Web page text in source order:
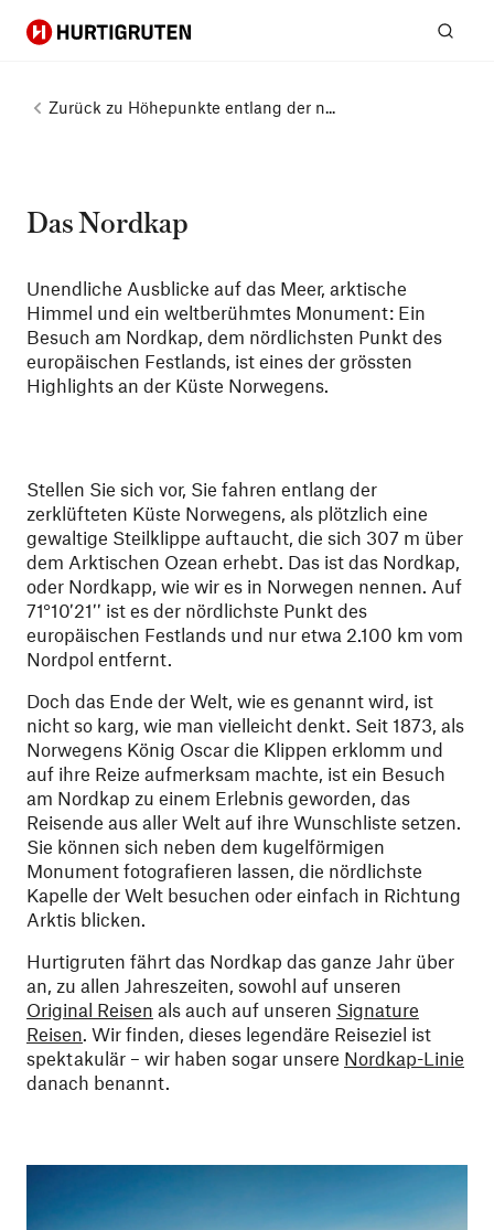
Hurtigruten
Zurück zu Höhepunkte entlang der n...
Das Nordkap
Unendliche Ausblicke auf das Meer, arktische
Himmel und ein weltberühmtes Monument: Ein
Besuch am Nordkap, dem nördlichsten Punkt des
europäischen Festlands, ist eines der grössten
Highlights an der Küste Norwegens.
Stellen Sie sich vor, Sie fahren entlang der
zerklüfteten Küste Norwegens, als plötzlich eine
gewaltige Steilklippe auftaucht, die sich 307 m über
dem Arktischen Ozean erhebt. Das ist das Nordkap,
oder Nordkapp, wie wir es in Norwegen nennen. Auf
71°10′21′′ ist es der nördlichste Punkt des
europäischen Festlands und nur etwa 2.100 km vom
Nordpol entfernt.
Doch das Ende der Welt, wie es genannt wird, ist
nicht so karg, wie man vielleicht denkt. Seit 1873, als
Norwegens König Oscar die Klippen erklomm und
auf ihre Reize aufmerksam machte, ist ein Besuch
am Nordkap zu einem Erlebnis geworden, das
Reisende aus aller Welt auf ihre Wunschliste setzen.
Sie können sich neben dem kugelförmigen
Monument fotografieren lassen, die nördlichste
Kapelle der Welt besuchen oder einfach in Richtung
Arktis blicken.
Hurtigruten fährt das Nordkap das ganze Jahr über
an, zu allen Jahreszeiten, sowohl auf unseren
Original Reisen als auch auf unseren Signature
Reisen. Wir finden, dieses legendäre Reiseziel ist
spektakulär – wir haben sogar unsere Nordkap-Linie
danach benannt.